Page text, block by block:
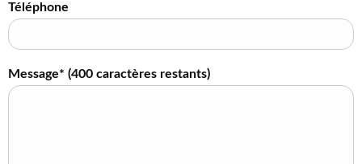
Téléphone
Message* (400 caractères restants)